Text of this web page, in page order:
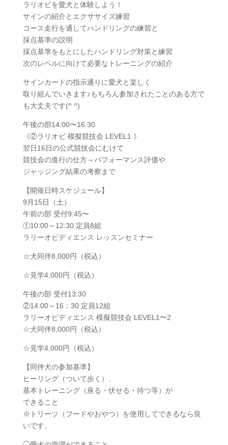
ラリオビを愛犬と体験しよう！
サインの紹介とエクササイズ練習
コース走行を通してハンドリングの練習と
採点基準の説明
採点基準をもとにしたハンドリング対策と練習
次のレベルに向けて必要なトレーニングの紹介
サインカードの指示通りに愛犬と楽しく
取り組んでいきます♪もちろん参加されたことのある方で
も大丈夫です(^ ^)
午後の部14:00〜16:30
《②ラリオビ 模擬競技会 LEVEL1 》
翌日16日の公式競技会にむけて
競技会の進行の仕方～パフォーマンス評価や
ジャッジング結果の考察まで
【開催日時スケジュール】
9月15日（土）
午前の部 受付9:45〜
①10:00～12:30 定員8組
ラリーオビディエンス レッスンセミナー
☆犬同伴8,000円（税込）
☆見学4,000円（税込）
午後の部 受付13:30
②14:00～16：30 定員12組
ラリーオビディエンス 模擬競技会 LEVEL1〜2
☆犬同伴8,000円（税込）
☆見学4,000円（税込）
【同伴犬の参加基準】
ヒーリング（ついて歩く）、
基本トレーニング（座る・伏せる・待つ等）が
できること
※トリーツ（フードやおやつ）を使用してできるなら良
いです。